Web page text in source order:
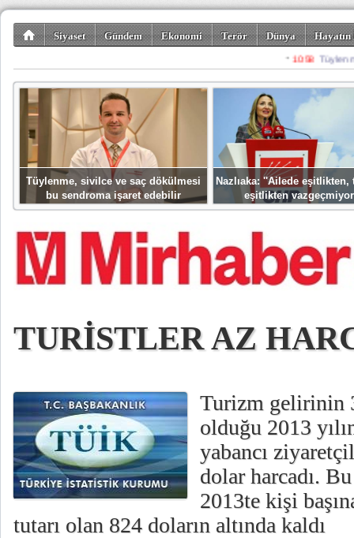
Siyaset Gündem Ekonomi Terör Dünya
Spor Misafir
Tüylenme, sivilce ve saç dökülmesi
bu sendroma işaret edebilir
Nazlıaka: ''Ailede eşitlikten,
eşitlikten
TURİSTLER AZ
Turizm gelirinin
olduğu 2013
yabancı
dolar harcadı.
2013te kişi
tutarı olan 824 doların altında kaldı